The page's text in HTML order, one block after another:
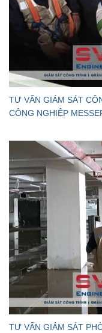
TƯ VẤN GIÁM SÁT
CÔNG NGHIỆP
TƯ VẤN GIÁM SÁT